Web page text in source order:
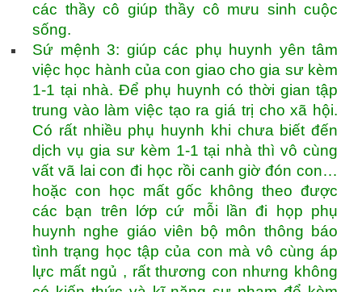
các thầy cô giúp thầy cô mưu sinh cuộc
sống.
Sứ mệnh 3: giúp các phụ huynh yên tâm
việc học hành của con giao cho gia sư kèm
1-1 tại nhà. Để phụ huynh có thời gian tập
trung vào làm việc tạo ra giá trị cho xã hội.
Có rất nhiều phụ huynh khi chưa biết đến
dịch vụ gia sư kèm 1-1 tại nhà thì vô cùng
vất vã lai con đi học rồi canh giờ đón con…
hoặc con học mất gốc không theo được
các bạn trên lớp cứ mỗi lần đi họp phụ
huynh nghe giáo viên bộ môn thông báo
tình trạng học tập của con mà vô cùng áp
lực mất ngủ , rất thương con nhưng không